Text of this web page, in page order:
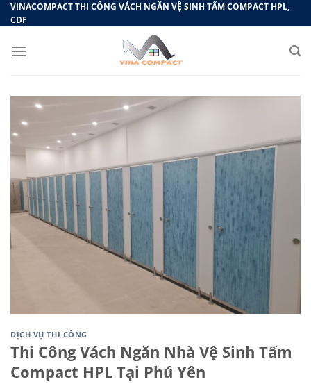
Bỏ
qua
dung
VINACOMPACT THI CÔNG VÁCH NGĂN VỆ SINH TẤM COMPACT HPL,
CDF
DỊCH VỤ THI CÔNG
Thi Công Vách Ngăn Nhà Vệ Sinh Tấm
Compact HPL Tại Phú Yên